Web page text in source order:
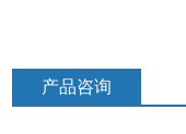
产品咨询